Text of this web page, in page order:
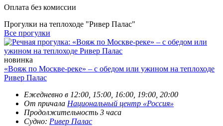
Оплата без комиссии
Прогулки на теплоходе "Ривер Палас"
Все прогулки
новинка
«Вояж по Москве-реке» – с обедом или ужином на теплоходе
Ривер Палас
Ежедневно в 12:00, 15:00, 16:00, 19:00, 20:00
От причала Национальный центр «Россия»
Продолжительность 3 часа
Судно: Ривер Палас